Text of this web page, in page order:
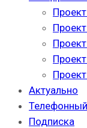
Актуально
Подписка